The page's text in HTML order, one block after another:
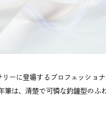
ーに登場するプロフェッショ
筆は、清楚で可憐な釣鐘型のふ